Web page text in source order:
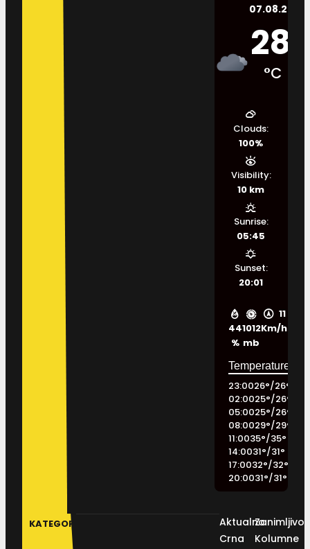
07.08.2026.
28
°C
44
%
1012
mb
11
Km/h
Clouds:
100%
Visibility:
10 km
Sunrise:
05:45
Sunset:
20:01
23:0026°/26°
02:0025°/26°
05:0025°/26°
08:0029°/29°
11:0035°/35°
14:0031°/31°
17:0032°/32°
20:0031°/31°
KATEGORIJE
Aktualno
Crna
Kolumne